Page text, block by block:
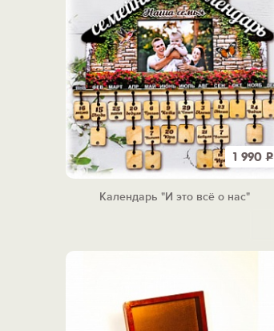
1 990Р
Календарь "И это всё о нас"